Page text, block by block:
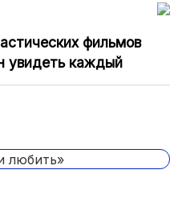
фильмов
увидеть каждый